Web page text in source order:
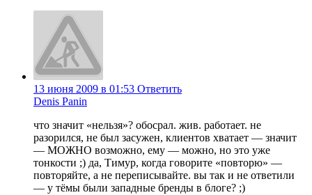
13 июня 2009 в 01:53 Ответить
Denis Panin
что значит «нельзя»? обосрал. жив. работает. не
разорился, не был засужен, клиентов хватает — значит
— МОЖНО возможно, ему — можно, но это уже
тонкости ;) да, Тимур, когда говорите «повторю» —
повторяйте, а не переписывайте. вы так и не ответили
— у тёмы были западные бренды в блоге? ;)